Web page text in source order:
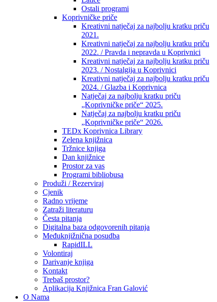
Ostali programi
Koprivničke priče
Kreativni natječaj za najbolju kratku priču
2021.
Kreativni natječaj za najbolju kratku priču
2022. / Pravda i nepravda u Koprivnici
Kreativni natječaj za najbolju kratku priču
2023. / Nostalgija u Koprivnici
Kreativni natječaj za najbolju kratku priču
2024. / Glazba i Koprivnica
Natječaj za najbolju kratku priču
„Koprivničke priče“ 2025.
Natječaj za najbolju kratku priču
„Koprivničke priče“ 2026.
TEDx Koprivnica Library
Zelena knjižnica
Tržnice knjiga
Dan knjižnice
Prostor za vas
Programi bibliobusa
Produži / Rezerviraj
Cjenik
Radno vrijeme
Zatraži literaturu
Česta pitanja
Digitalna baza odgovorenih pitanja
Međuknjižnična posudba
RapidILL
Volontiraj
Darivanje knjiga
Kontakt
Trebaš prostor?
Aplikacija Knjižnica Fran Galović
O Nama